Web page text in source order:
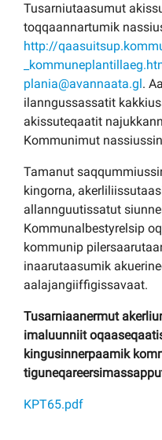
Tusarniutaasumut
toqqaannartumik
http://
plania@avannaata.gl .
ilanngussassatit
akissuteqaatit
Kommunimut
Tamanut
kingorna,
allannguutissatut
Kommunalbestyrelsip
kommunip
inaarutaasumik
aalajangiiffigissavaat.
Tusarniaanermut
imaluunniit
kingusinnerpaamik
KPT65.pdf